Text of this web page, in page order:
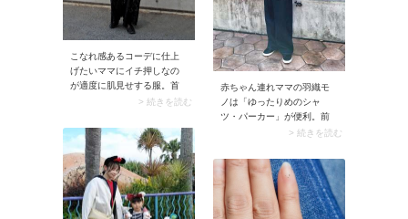
に楽しむのはもちろん、ス
ナップのようにシャツ＆ワ
イドパンツ合わせでハンサ
ムにコーデしても素敵なの
で、ぜひ試してみてくださ
い。
こなれ感あるコーデに仕上
げたいママにイチ押しなの
が適度に肌見せする服。首
周りが空いている服や透け
だけであか抜けが叶います
よ。
> 続きを読む
赤ちゃん連れママの羽織モ
ノは「ゆったりめのシャ
ツ・パーカー」が便利。前
開きかつオーバーサイズの
授乳がしやすいですよ。ま
た肌寒いときに重ね着もで
き、使い勝手はバツグンで
す。
> 続きを読む